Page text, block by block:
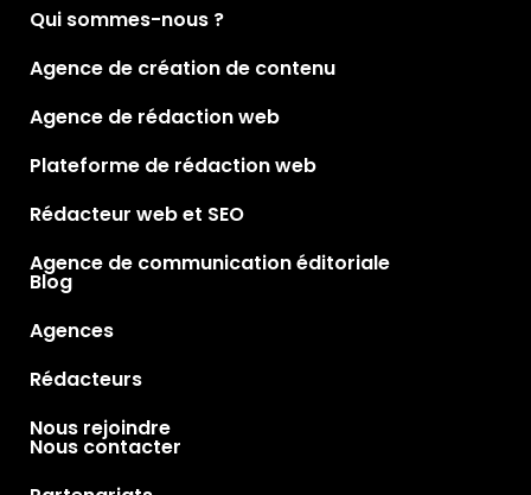
Qui sommes-nous ?
Agence de création de contenu
Agence de rédaction web
Plateforme de rédaction web
Rédacteur web et SEO
Agence de communication éditoriale
Blog
Agences
Rédacteurs
Nous rejoindre
Nous contacter